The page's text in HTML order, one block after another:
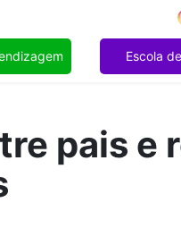
Escola
pais e